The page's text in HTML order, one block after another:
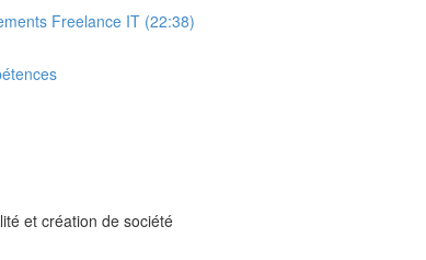
Freelance IT (22:38)
et création de société